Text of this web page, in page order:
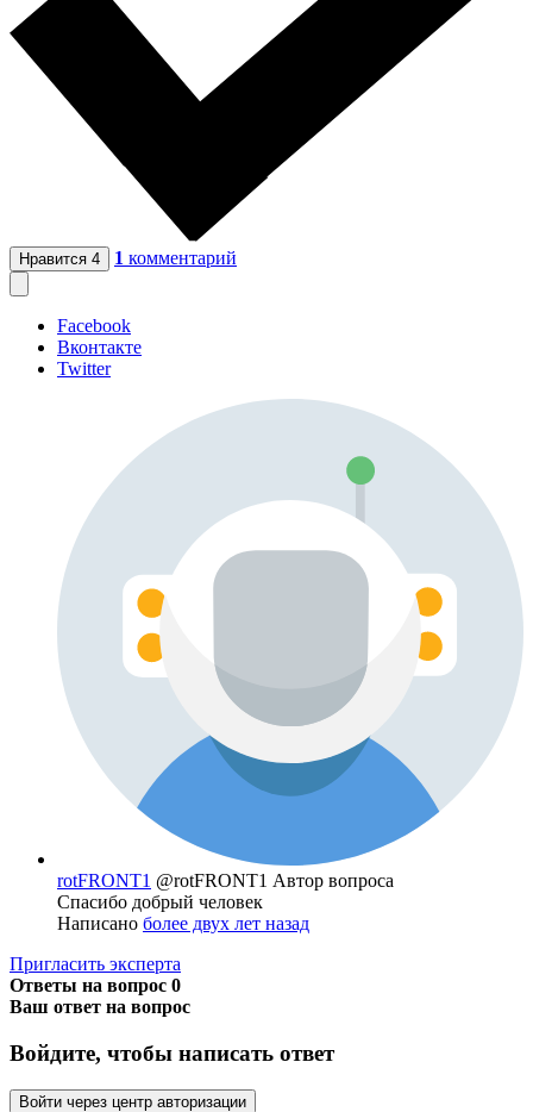
Нравится 4 1 комментарий
Facebook
Вконтакте
Twitter
rotFRONT1 @rotFRONT1 Автор вопроса
Спасибо добрый человек
Написано более двух лет назад
Пригласить эксперта
Ответы на вопрос 0
Ваш ответ на вопрос
Войдите, чтобы написать ответ
Войти через центр авторизации